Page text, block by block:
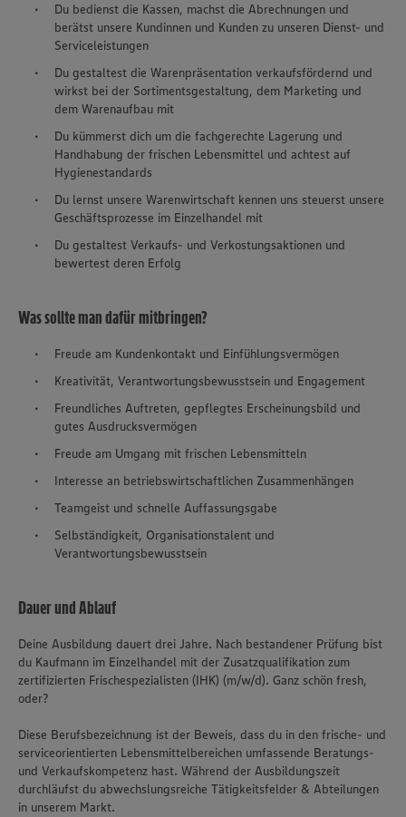
Du bedienst die Kassen, machst die Abrechnungen und
berätst unsere Kundinnen und Kunden zu unseren Dienst- und
Serviceleistungen
Du gestaltest die Warenpräsentation verkaufsfördernd und
wirkst bei der Sortimentsgestaltung, dem Marketing und
dem Warenaufbau mit
Du kümmerst dich um die fachgerechte Lagerung und
Handhabung der frischen Lebensmittel und achtest auf
Hygienestandards
Du lernst unsere Warenwirtschaft kennen uns steuerst unsere
Geschäftsprozesse im Einzelhandel mit
Du gestaltest Verkaufs- und Verkostungsaktionen und
bewertest deren Erfolg
Was sollte man dafür mitbringen?
Freude am Kundenkontakt und Einfühlungsvermögen
Kreativität, Verantwortungsbewusstsein und Engagement
Freundliches Auftreten, gepflegtes Erscheinungsbild und
gutes Ausdrucksvermögen
Freude am Umgang mit frischen Lebensmitteln
Interesse an betriebswirtschaftlichen Zusammenhängen
Teamgeist und schnelle Auffassungsgabe
Selbständigkeit, Organisationstalent und
Verantwortungsbewusstsein
Dauer und Ablauf
Deine Ausbildung dauert drei Jahre. Nach bestandener Prüfung bist
du Kaufmann im Einzelhandel mit der Zusatzqualifikation zum
zertifizierten Frischespezialisten (IHK) (m/w/d). Ganz schön fresh,
oder?
Diese Berufsbezeichnung ist der Beweis, dass du in den frische- und
serviceorientierten Lebensmittelbereichen umfassende Beratungs-
und Verkaufskompetenz hast. Während der Ausbildungszeit
durchläufst du abwechslungsreiche Tätigkeitsfelder & Abteilungen
in unserem Markt.